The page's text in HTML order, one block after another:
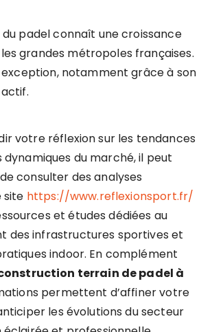
du padel connaît une croissance
grandes métropoles françaises.
exception, notamment grâce à son
votre réflexion sur les tendances
du marché, il peut
consulter des analyses
site https://www.reflexionsport.fr/
et études dédiées au
des infrastructures sportives et
indoor. En complément
terrain de padel à
permettent d’affiner votre
les évolutions du secteur